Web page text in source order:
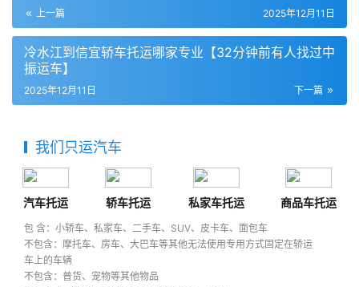
上一篇 2025年12月11日
冷水江到信宜轿车托运哪家专业【32分钟前有人找过中
振运车】
下一篇
2025年12月11日
我们只运汽车
汽车托运 轿车托运 私家车托运 商品车托运
包 含：小轿车、私家车、二手车、SUV、皮卡车、面包车
不包含：摩托车、房车、大巴车等其他无法使用专用方式固定在轿运
车上的车辆
不包含：普货、宠物等其他物品